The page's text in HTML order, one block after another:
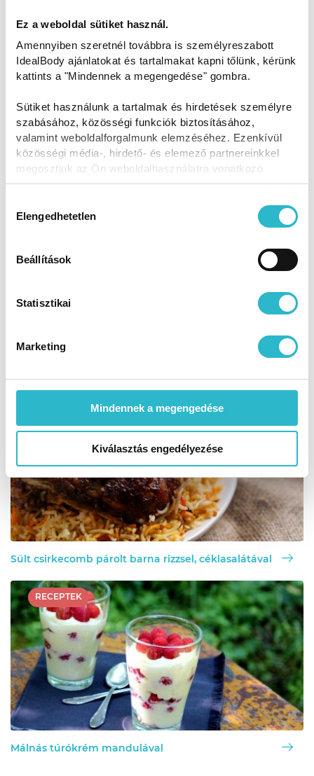
Ez a weboldal sütiket használ.
Amennyiben szeretnél továbbra is személyreszabott
IdealBody ajánlatokat és tartalmakat kapni tőlünk, kérünk
kattints a "Mindennek a megengedése" gombra.
Sütiket használunk a tartalmak és hirdetések személyre
szabásához, közösségi funkciók biztosításához,
valamint weboldalforgalmunk elemzéséhez. Ezenkívül
közösségi média-, hirdető- és elemező partnereinkkel
megosztjuk az Ön weboldalhasználatra vonatkozó
adatait, akik kombinálhatják az adatokat más olyan
Ön által használt más szolgáltatásokból gyűjtöttek.
kiválasztása
Elengedhetetlen
Beállítások
Statisztikai
Marketing
Mindennek a megengedése
Kiválasztás engedélyezése
46 g búzaliszt
2 g sütőpor
90 ml víz
só
Elkészítés:
A száraz hozzávalókat (lisztek és sütőpor) keverjük össze
kör alakúra (ha ragad, olajozzuk meg kicsit), majd
felforrósított teflon serpenyőben olaj nélkül süssük meg
Sült csirkecomb párolt barna rizzsel, céklasalátával
RECEPTEK
Málnás túrókrém mandulával